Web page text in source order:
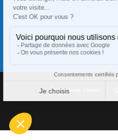
Commande Papier